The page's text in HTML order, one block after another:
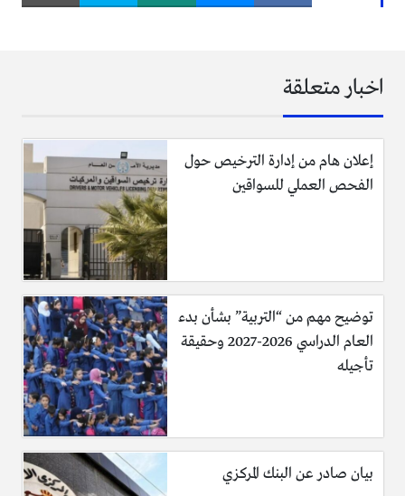
اخبار متعلقة
إعلان هام من إدارة الترخيص حول
الفحص العملي للسواقين
توضيح مهم من “التربية” بشأن بدء
العام الدراسي 2026-2027 وحقيقة
تأجيله
بيان صادر عن البنك المركزي